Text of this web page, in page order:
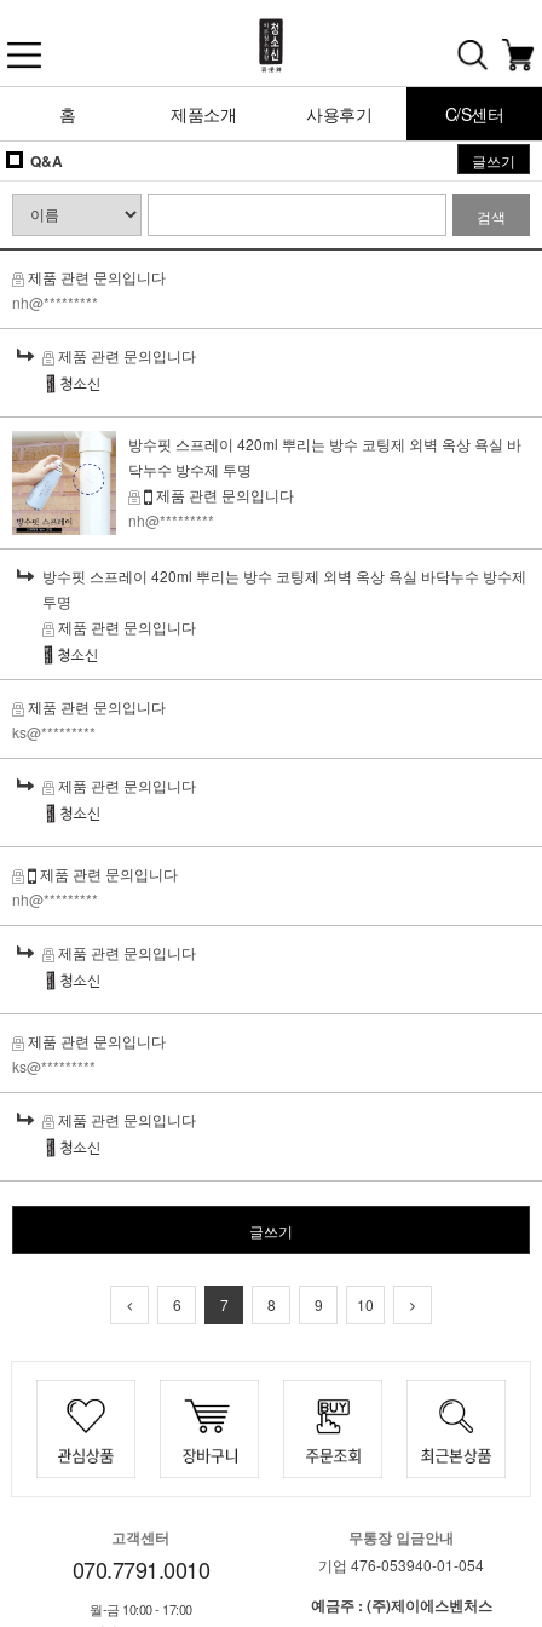
홈 제품소개 사용후기 C/S센터
Q&A 글쓰기
검색
제품 관련 문의입니다
nh@*********
제품 관련 문의입니다
방수핏 스프레이 420ml 뿌리는 방수 코팅제 외벽 옥상 욕실 바
닥누수 방수제 투명
제품 관련 문의입니다
nh@*********
방수핏 스프레이 420ml 뿌리는 방수 코팅제 외벽 옥상 욕실 바닥누수 방수제
투명
제품 관련 문의입니다
제품 관련 문의입니다
ks@*********
제품 관련 문의입니다
제품 관련 문의입니다
nh@*********
제품 관련 문의입니다
제품 관련 문의입니다
ks@*********
제품 관련 문의입니다
글쓰기
6 7 8 9 10
고객센터
070.7791.0010
월-금 10:00 - 17:00
무통장 입금안내
기업 476-053940-01-054
예금주 : (주)제이에스벤처스